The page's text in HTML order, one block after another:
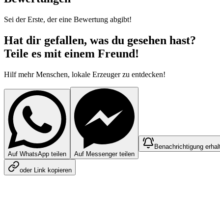
Sei der Erste, der eine Bewertung abgibt!
Hat dir gefallen, was du gesehen hast?
Teile es mit einem Freund!
Hilf mehr Menschen, lokale Erzeuger zu entdecken!
Auf WhatsApp teilen Auf Messenger teilen
Benachrichtigung
oder Link kopieren